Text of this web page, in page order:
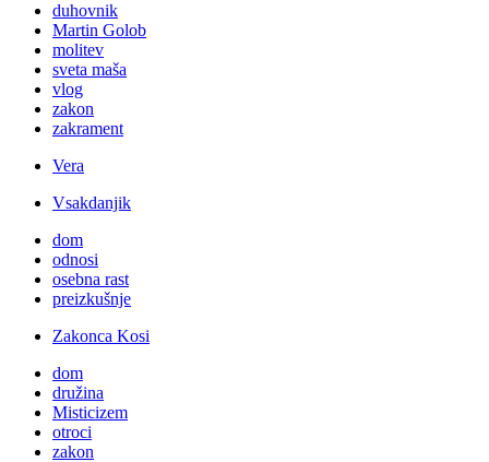
duhovnik
Martin Golob
molitev
sveta maša
vlog
zakon
zakrament
Vera
Vsakdanjik
dom
odnosi
osebna rast
preizkušnje
Zakonca Kosi
dom
družina
Misticizem
otroci
zakon